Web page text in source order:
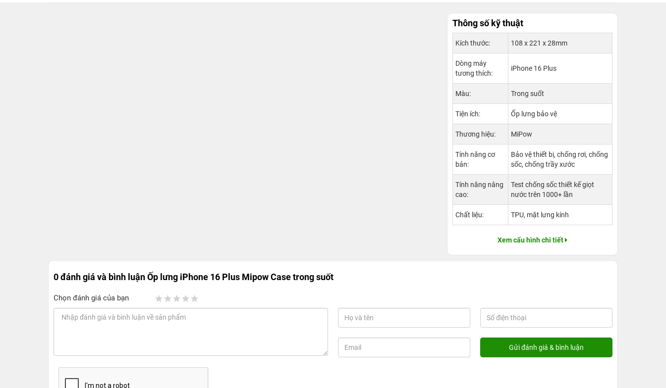
Thông số kỹ thuật
Kích thước: 108 x 221 x 28mm
Dòng máy
tương thích:
iPhone 16 Plus
Màu: Trong suốt
Tiện ích: Ốp lưng bảo vệ
Thương hiệu: MiPow
Tính năng cơ
bản:
Bảo vệ thiết bị, chống rơi, chống
sốc, chống trầy xước
Tính năng nâng
cao:
Test chống sốc thiết kế giọt
nước trên 1000+ lần
Chất liệu: TPU, mặt lưng kính
Xem cấu hình chi tiết
0 đánh giá và bình luậnỐp lưng iPhone 16 Plus Mipow Case trong suốt
Chọn đánh giá của bạn